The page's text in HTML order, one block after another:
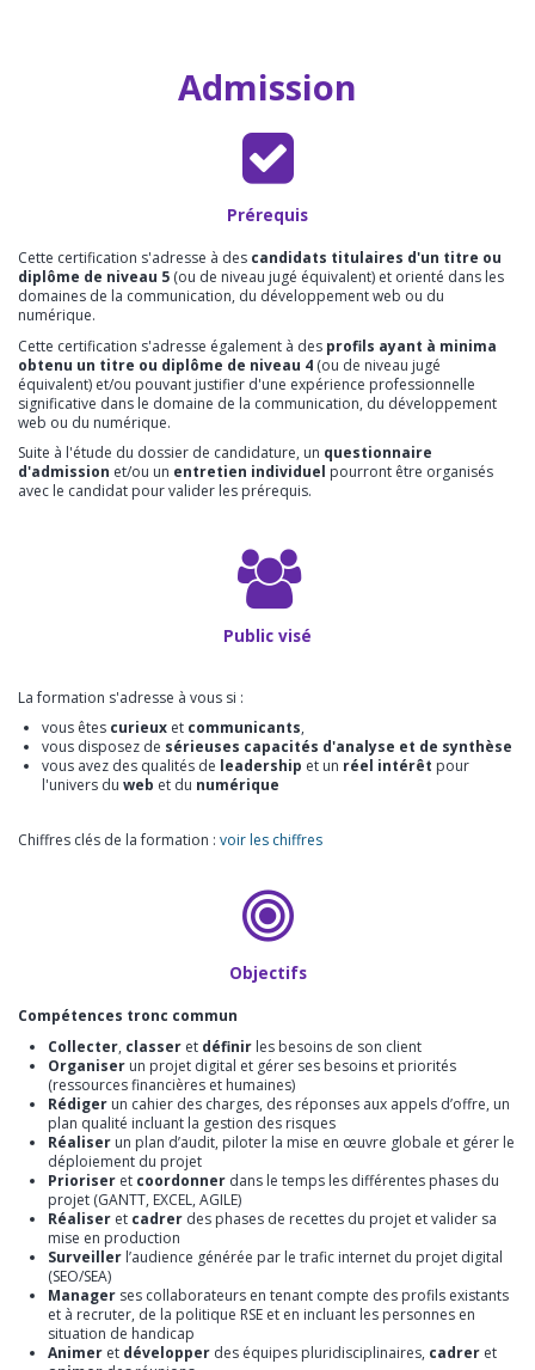
Admission
Prérequis
Cette certification s'adresse à des candidats titulaires d'un titre ou
diplôme de niveau 5 (ou de niveau jugé équivalent) et orienté dans les
domaines de la communication, du développement web ou du
numérique.
Cette certification s'adresse également à des profils ayant à minima
obtenu un titre ou diplôme de niveau 4 (ou de niveau jugé
équivalent) et/ou pouvant justifier d'une expérience professionnelle
significative dans le domaine de la communication, du développement
web ou du numérique.
Suite à l'étude du dossier de candidature, un questionnaire
d'admission et/ou un entretien individuel pourront être organisés
avec le candidat pour valider les prérequis.
Public visé
La formation s'adresse à vous si :
vous êtes curieux et communicants,
vous disposez de sérieuses capacités d'analyse et de synthèse
vous avez des qualités de leadership et un réel intérêt pour
l'univers du web et du numérique
Chiffres clés de la formation : voir les chiffres
Objectifs
Compétences tronc commun
Collecter, classer et définir les besoins de son client
Organiser un projet digital et gérer ses besoins et priorités
(ressources financières et humaines)
Rédiger un cahier des charges, des réponses aux appels d’offre, un
plan qualité incluant la gestion des risques
Réaliser un plan d’audit, piloter la mise en œuvre globale et gérer le
déploiement du projet
Prioriser et coordonner dans le temps les différentes phases du
projet (GANTT, EXCEL, AGILE)
Réaliser et cadrer des phases de recettes du projet et valider sa
mise en production
Surveiller l’audience générée par le trafic internet du projet digital
(SEO/SEA)
Manager ses collaborateurs en tenant compte des profils existants
et à recruter, de la politique RSE et en incluant les personnes en
situation de handicap
Animer et développer des équipes pluridisciplinaires, cadrer et